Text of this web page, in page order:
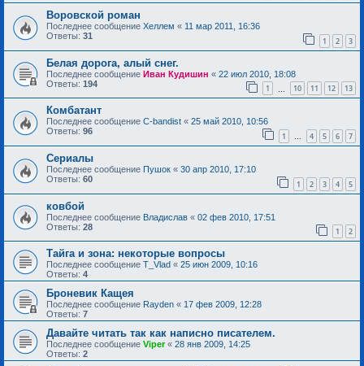
Воровской роман
Последнее сообщение Хеллем « 11 мар 2011, 16:36
Ответы: 31 1 2 3
Белая дорога, алый снег.
Последнее сообщение Иван Кудишин « 22 июл 2010, 18:08
Ответы: 194 1 10 11 12 13
Комбатант
Последнее сообщение C-bandist « 25 май 2010, 10:56
Ответы: 96 1 … 4 5 6 7
Сериалы
Последнее сообщение Пушок « 30 апр 2010, 17:10
Ответы: 60 1 2 3 4 5
ковбой
Последнее сообщение Владислав « 02 фев 2010, 17:51
Ответы: 28 1 2
Тайга и зона: некоторые вопросы
Последнее сообщение T_Vlad « 25 июн 2009, 10:16
Ответы: 4
Броневик Кащея
Последнее сообщение Rayden « 17 фев 2009, 12:28
Ответы: 7
Давайте читать так как написно писателем.
Последнее сообщение Viper« 28 янв 2009, 14:25
Ответы: 2